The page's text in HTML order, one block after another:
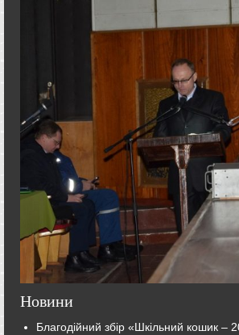
Новини
Благодійний збір «Шкільний кошик –